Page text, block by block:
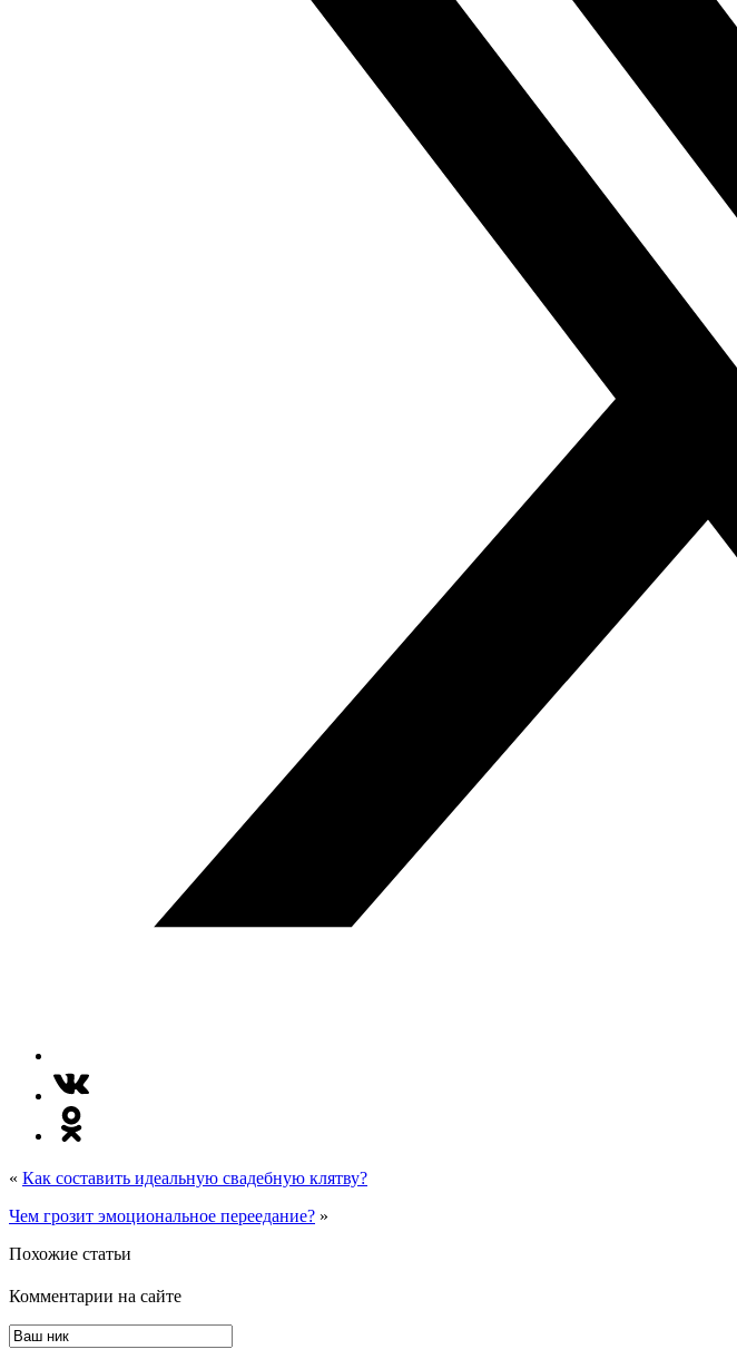
« Как составить идеальную свадебную клятву?
Чем грозит эмоциональное переедание? »
Похожие статьи
Комментарии на сайте